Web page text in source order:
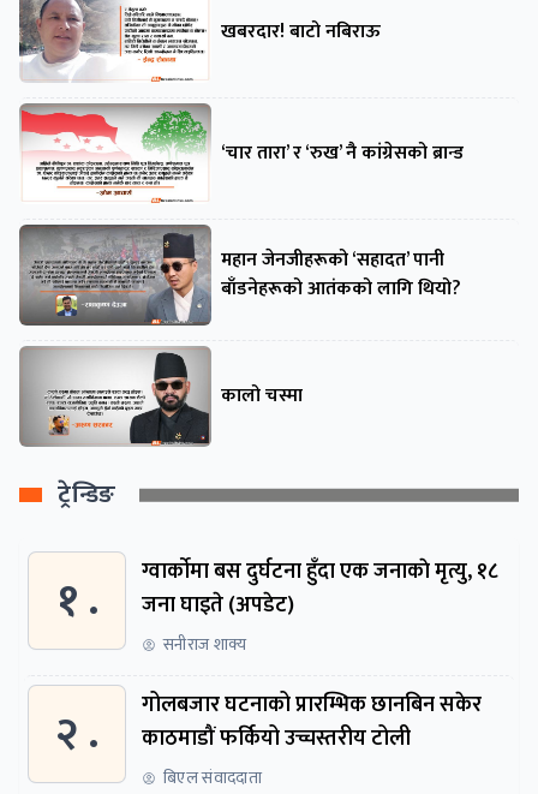
खबरदार! बाटो नबिराऊ
‘चार तारा’ र ‘रुख’ नै कांग्रेसको ब्रान्ड
महान जेनजीहरूको ‘सहादत’ पानी
बाँडनेहरूको आतंकको लागि थियो?
कालो चस्मा
ट्रेन्डिङ
१ .
ग्वार्काेमा बस दुर्घटना हुँदा एक जनाकाे मृत्यु, १८
जना घाइते (अपडेट)
सनीराज शाक्य
२ .
गोलबजार घटनाको प्रारम्भिक छानबिन सकेर
काठमाडौं फर्कियो उच्चस्तरीय टोली
बिएल संवाददाता